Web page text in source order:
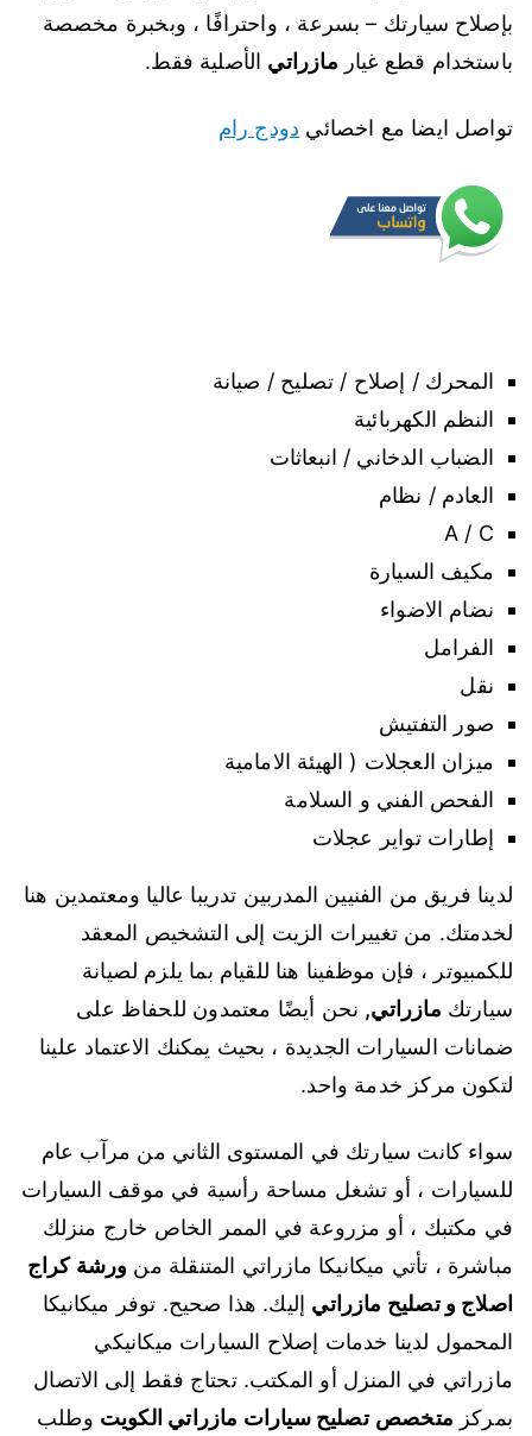
بإصلاح سيارتك – بسرعة ، واحترافًا ، وبخبرة مخصصة
باستخدام قطع غيار مازراتي الأصلية فقط.
تواصل ايضا مع اخصائي دودج رام
المحرك / إصلاح / تصليح / صيانة
النظم الكهربائية
الضباب الدخاني / انبعاثات
العادم / نظام
A / C
مكيف السيارة
نضام الاضواء
الفرامل
نقل
صور التفتيش
ميزان العجلات ( الهيئة الامامية
الفحص الفني و السلامة
إطارات تواير عجلات
لدينا فريق من الفنيين المدربين تدريبا عاليا ومعتمدين هنا
لخدمتك. من تغييرات الزيت إلى التشخيص المعقد
للكمبيوتر ، فإن موظفينا هنا للقيام بما يلزم لصيانة
سيارتك مازراتي, نحن أيضًا معتمدون للحفاظ على
ضمانات السيارات الجديدة ، بحيث يمكنك الاعتماد علينا
لتكون مركز خدمة واحد.
سواء كانت سيارتك في المستوى الثاني من مرآب عام
للسيارات ، أو تشغل مساحة رأسية في موقف السيارات
في مكتبك ، أو مزروعة في الممر الخاص خارج منزلك
مباشرة ، تأتي ميكانيكا مازراتي المتنقلة من ورشة كراج
اصلاج و تصليح مازراتي إليك. هذا صحيح. توفر ميكانيكا
المحمول لدينا خدمات إصلاح السيارات ميكانيكي
مازراتي في المنزل أو المكتب. تحتاج فقط إلى الاتصال
بمركز متخصص تصليح سيارات مازراتي الكويت وطلب